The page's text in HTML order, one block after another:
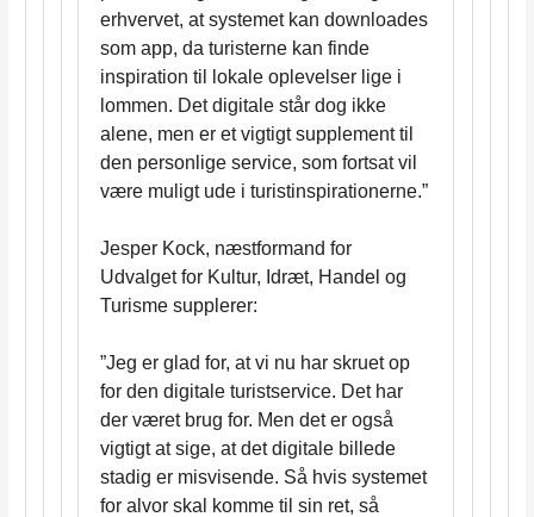
erhvervet, at systemet kan downloades
som app, da turisterne kan finde
inspiration til lokale oplevelser lige i
lommen. Det digitale står dog ikke
alene, men er et vigtigt supplement til
den personlige service, som fortsat vil
være muligt ude i turistinspirationerne.”
Jesper Kock, næstformand for
Udvalget for Kultur, Idræt, Handel og
Turisme supplerer:
”Jeg er glad for, at vi nu har skruet op
for den digitale turistservice. Det har
der været brug for. Men det er også
vigtigt at sige, at det digitale billede
stadig er misvisende. Så hvis systemet
for alvor skal komme til sin ret, så